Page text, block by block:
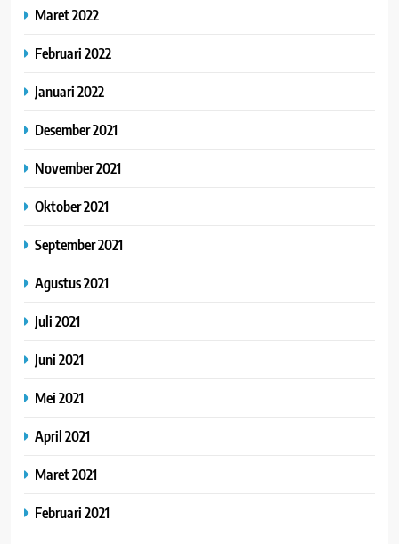
Maret 2022
Februari 2022
Januari 2022
Desember 2021
November 2021
Oktober 2021
September 2021
Agustus 2021
Juli 2021
Juni 2021
Mei 2021
April 2021
Maret 2021
Februari 2021